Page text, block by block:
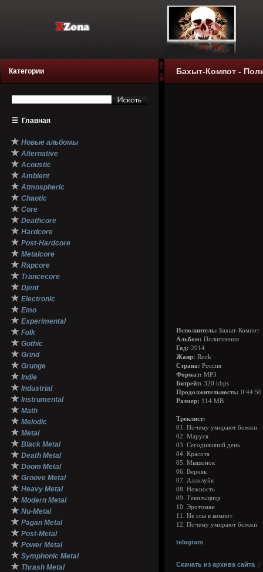
Категории
☰ Главная
★ Новые альбомы
★ Alternative
★ Acoustic
★ Ambient
★ Atmospheric
★ Chaotic
★ Core
★ Deathcore
★ Hardcore
★ Post-Hardcore
★ Metalcore
★ Rapcore
★ Trancecore
★ Djent
★ Electronic
★ Emo
★ Experimental
★ Folk
★ Gothic
★ Grind
★ Grunge
★ Indie
★ Industrial
★ Instrumental
★ Math
★ Melodic
★ Metal
★ Black Metal
★ Death Metal
★ Doom Metal
★ Groove Metal
★ Heavy Metal
★ Modern Metal
★ Nu-Metal
★ Pagan Metal
★ Post-Metal
★ Power Metal
★ Symphonic Metal
★ Thrash Metal
Бахыт-Компот -
Исполнитель: Бахыт-Компот
Альбом: Полигимния
Год: 2014
Жанр: Rock
Страна: Россия
Формат: MP3
Битрейт: 320 kbps
Продолжительность: 0:44:50
Размер: 114 MB
Треклист:
01. Почему умирают бомжи
02. Маруся
03. Сегодняшний день
04. Красота
05. Мышонок
06. Верняк
07. Аллилуйя
08. Нежность
09. Текильщица
10. Эротоман
11. Не ссы в компот
12. Почему умирают бомжи
telegram
Скачать из архива сайта /